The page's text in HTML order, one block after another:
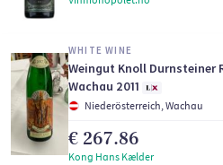
WHITE WINE
Weingut Knoll Durnsteiner
Wachau 2011
Niederösterreich, Wachau
€ 267.86
Kong Hans Kælder